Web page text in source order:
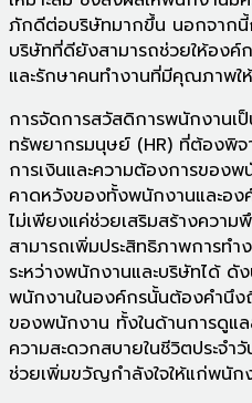
ภักดีต่อบริษัทมากขึ้น นอกจากนี้
บริษัทที่ดียังสามารถช่วยให้องค์
และรักษาคนทำงานที่มีคุณภาพใ
การจัดการสวัสดิการพนักงานเ
ทรัพยากรมนุษย์ (HR) ที่ต้องพิ
การเงินและความต้องการของ
คาดหวังของทั้งพนักงานและอง
ไม่เพียงแค่ช่วยเสริมสร้างควา
สามารถเพิ่มประสิทธิภาพการท
ระหว่างพนักงานและบริษัทได้
พนักงานในองค์กรนั้นต้องคำนึ
ของพนักงาน ทั้งในด้านการดูแ
ความสะดวกสบายในชีวิตประจำ
ช่วยเพิ่มขวัญกำลังใจให้แก่พนัก